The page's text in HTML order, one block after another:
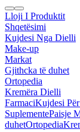
Lloji I Produktit
Shqetësimi
Kujdesi Nga Dielli
Make-up
Markat
Gjithcka të duhet
Ortopedia
Kremëra Dielli
FarmaciKujdesi
SuplementePaisje
duhetOrtopedia